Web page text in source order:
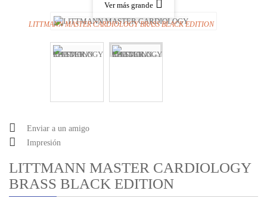
LITTMANN MASTER CARDIOLOGY BRASS BLACK EDITION
Ver más grande
Enviar a un amigo
Impresión
LITTMANN MASTER CARDIOLOGY
BRASS BLACK EDITION